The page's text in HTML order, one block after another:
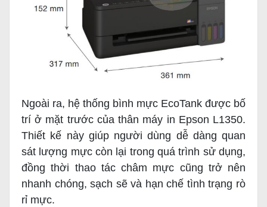
Ngoài ra, hệ thống bình mực EcoTank được bố
trí ở mặt trước của thân máy in Epson L1350.
Thiết kế này giúp người dùng dễ dàng quan
sát lượng mực còn lại trong quá trình sử dụng,
đồng thời thao tác châm mực cũng trở nên
nhanh chóng, sạch sẽ và hạn chế tình trạng rò
rỉ mực.